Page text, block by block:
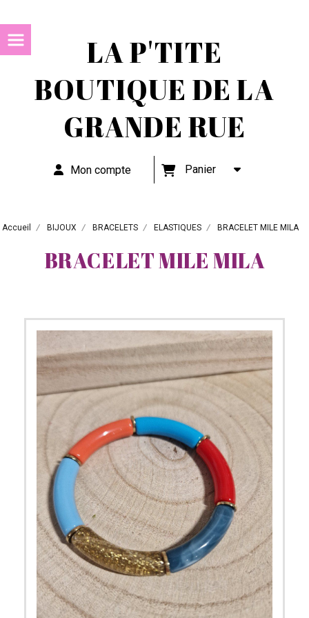
LA P'TITE
BOUTIQUE DE LA
GRANDE RUE
Mon compte Panier
Accueil BIJOUX BRACELETS ELASTIQUES BRACELET MILE MILA
BRACELET MILE MILA